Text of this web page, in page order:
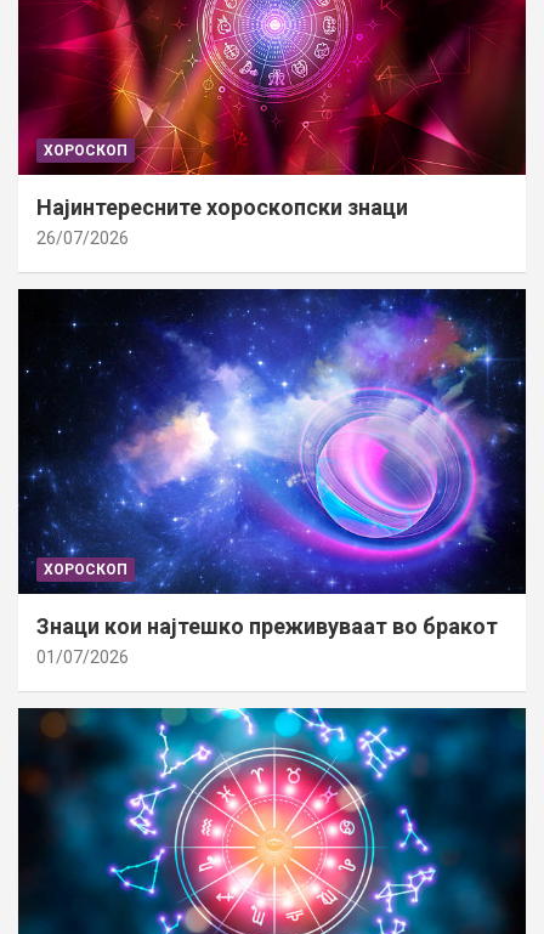
ХОРОСКОП
Најинтересните хороскопски знаци
26/07/2026
ХОРОСКОП
Знаци кои најтешко преживуваат во бракот
01/07/2026